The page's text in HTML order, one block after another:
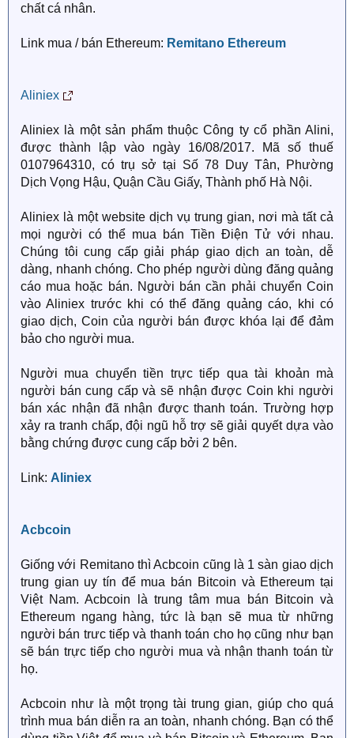
chất cá nhân.
Link mua / bán Ethereum: Remitano Ethereum
Aliniex
Aliniex là một sản phẩm thuộc Công ty cổ phần Alini,
được thành lập vào ngày 16/08/2017. Mã số thuế
0107964310, có trụ sở tại Số 78 Duy Tân, Phường
Dịch Vọng Hậu, Quận Cầu Giấy, Thành phố Hà Nội.
Aliniex là một website dịch vụ trung gian, nơi mà tất cả
mọi người có thể mua bán Tiền Điện Tử với nhau.
Chúng tôi cung cấp giải pháp giao dịch an toàn, dễ
dàng, nhanh chóng. Cho phép người dùng đăng quảng
cáo mua hoặc bán. Người bán cần phải chuyển Coin
vào Aliniex trước khi có thể đăng quảng cáo, khi có
giao dịch, Coin của người bán được khóa lại để đảm
bảo cho người mua.
Người mua chuyển tiền trực tiếp qua tài khoản mà
người bán cung cấp và sẽ nhận được Coin khi người
bán xác nhận đã nhận được thanh toán. Trường hợp
xảy ra tranh chấp, đội ngũ hỗ trợ sẽ giải quyết dựa vào
bằng chứng được cung cấp bởi 2 bên.
Link: Aliniex
Acbcoin
Giống với Remitano thì Acbcoin cũng là 1 sàn giao dịch
trung gian uy tín để mua bán Bitcoin và Ethereum tại
Việt Nam. Acbcoin là trung tâm mua bán Bitcoin và
Ethereum ngang hàng, tức là bạn sẽ mua từ những
người bán trưc tiếp và thanh toán cho họ cũng như bạn
sẽ bán trực tiếp cho người mua và nhận thanh toán từ
họ.
Acbcoin như là một trọng tài trung gian, giúp cho quá
trình mua bán diễn ra an toàn, nhanh chóng. Bạn có thể